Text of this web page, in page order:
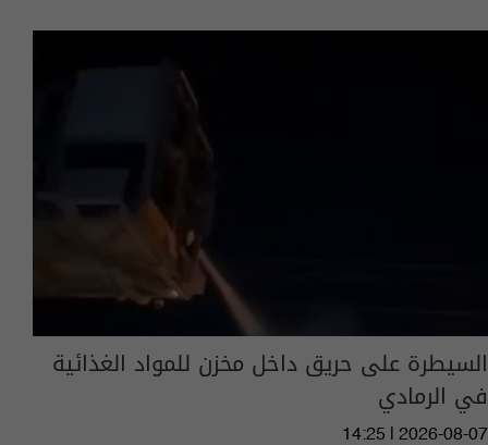
السيطرة على حريق داخل مخزن للمواد الغذائية
في الرمادي
14:25 | 2026-08-07